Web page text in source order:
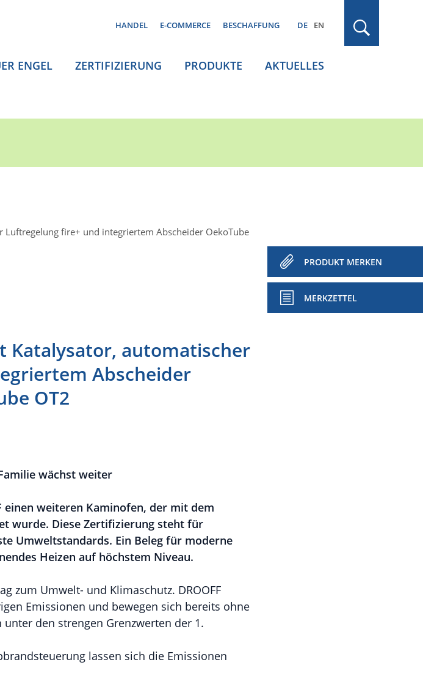
HANDEL E-COMMERCE BESCHAFFUNG DE EN
ENGEL ZERTIFIZIERUNG PRODUKTE AKTUELLES
Luftregelung fire+ und integriertem Abscheider OekoTube
PRODUKT MERKEN
MERKZETTEL
Katalysator, automatischer
Abscheider
OT2
Familie wächst weiter
einen weiteren Kaminofen, der mit dem
wurde. Diese Zertifizierung steht für
Umweltstandards. Ein Beleg für moderne
Heizen auf höchstem Niveau.
zum Umwelt- und Klimaschutz. DROOFF
Emissionen und bewegen sich bereits ohne
den strengen Grenzwerten der 1.
lassen sich die Emissionen